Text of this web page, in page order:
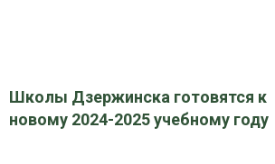
Школы Дзержинска готовятся к
новому 2024-2025 учебному году